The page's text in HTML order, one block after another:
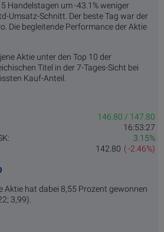
Handelstagen um -43.1% weniger
Umsatz-Schnitt. Der beste Tag war der
Die begleitende Performance der Aktie
Aktie unter den Top 10 der
Titel in der 7-Tages-Sicht bei
Kauf-Anteil.
146.80 / 147.80
16:53:27
3.15%
( -2.46%)
142.80
Aktie hat dabei 8,55 Prozent gewonnen
3,99).